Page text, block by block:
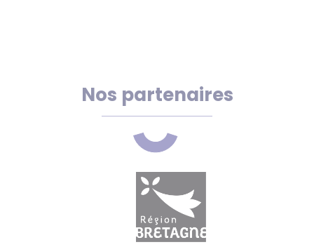
Nos partenaires